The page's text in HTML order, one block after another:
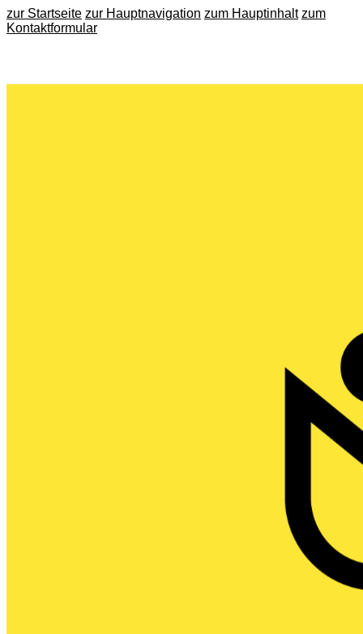
zur Startseite zur Hauptnavigation zum Hauptinhalt zum
Kontaktformular